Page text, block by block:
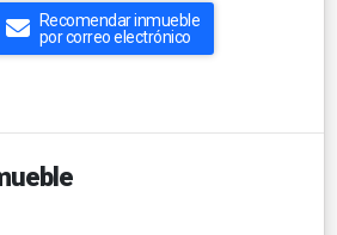
Recomendar inmueble
por correo electrónico